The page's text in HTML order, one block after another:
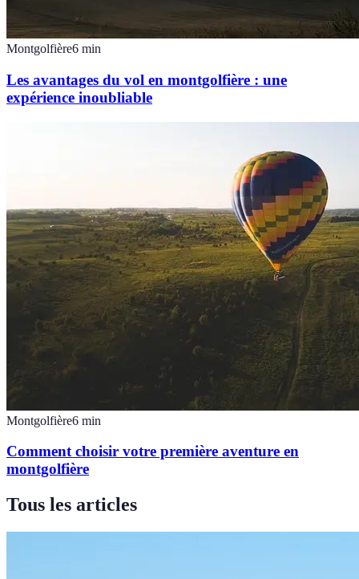
Montgolfière6 min
Les avantages du vol en montgolfière : une
expérience inoubliable
Montgolfière6 min
Comment choisir votre première aventure en
montgolfière
Tous les articles